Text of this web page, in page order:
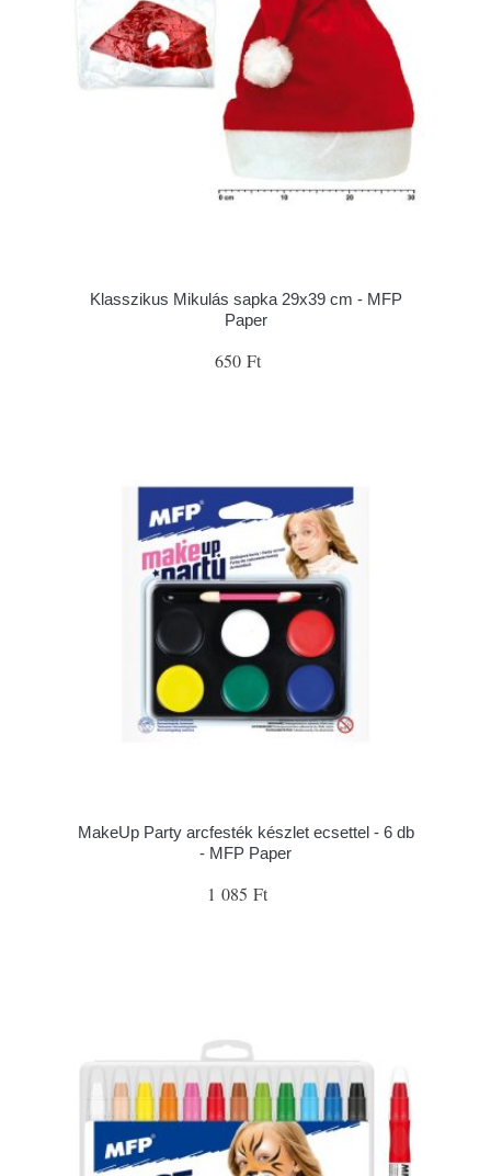
Klasszikus Mikulás sapka 29x39 cm - MFP
Paper
650 Ft
MakeUp Party arcfesték készlet ecsettel - 6 db
- MFP Paper
1 085 Ft